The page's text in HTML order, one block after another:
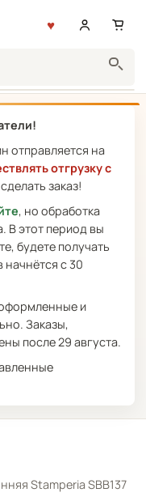
отправляется на
отгрузку с
заказ!
, но обработка
В этот период вы
будете получать
начнётся с 30
и
Заказы,
после 29 августа.
Stamperia SBB137